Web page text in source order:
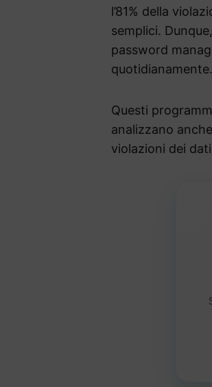
l’81% della
semplici.
password
quotidianamente.
Questi
analizzano
violazioni dei